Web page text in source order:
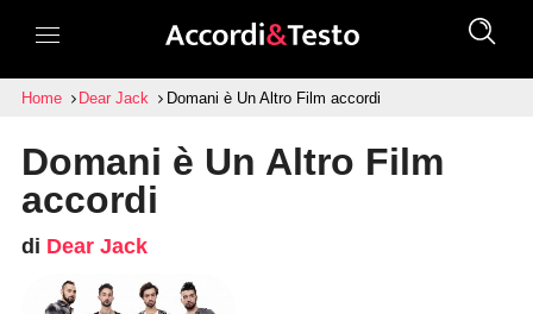
Home Dear Jack Domani è Un Altro Film accordi
Domani è Un Altro Film
accordi
di Dear Jack